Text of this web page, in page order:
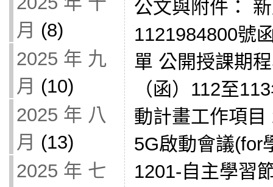
月 (8)
2025 年 九
月 (10)
2025 年 八
月 (13)
2025 年 七
公文與附件：
1121984800號
單 公開授課期
（函）112至
動計畫工作項
5G啟動會議(for
1201-自主學習